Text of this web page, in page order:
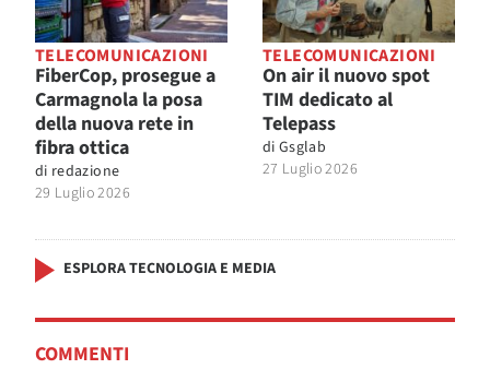
TELECOMUNICAZIONI
FiberCop, prosegue a
Carmagnola la posa
della nuova rete in
fibra ottica
di redazione
29 Luglio 2026
TELECOMUNICAZIONI
On air il nuovo spot
TIM dedicato al
Telepass
di Gsglab
27 Luglio 2026
ESPLORA TECNOLOGIA E MEDIA
COMMENTI